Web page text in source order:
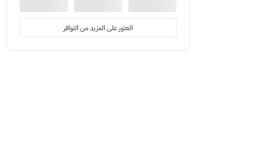
العثور على المزيد من التوافر